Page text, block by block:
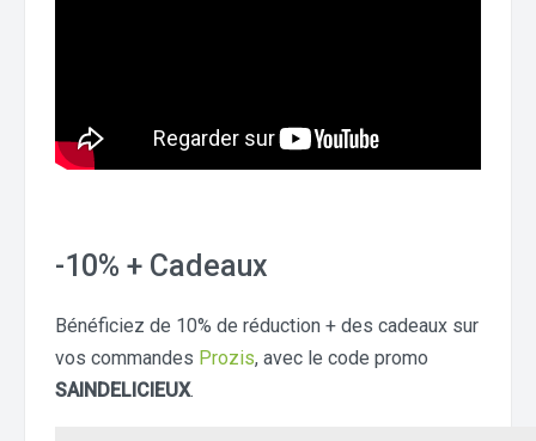
-10% + Cadeaux
Bénéficiez de 10% de réduction + des cadeaux sur
vos commandes Prozis, avec le code promo
SAINDELICIEUX.